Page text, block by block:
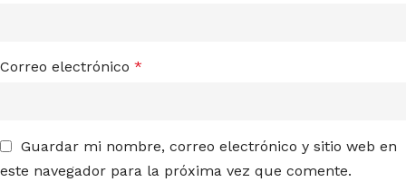
Correo electrónico *
Guardar mi nombre, correo electrónico y sitio web en
este navegador para la próxima vez que comente.